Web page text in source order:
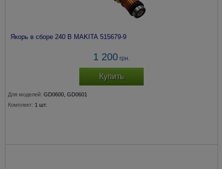
Якорь в сборе 240 В MAKITA 515679-9
1 200 грн.
Купить
Для моделей: GD0600, GD0601
Комплект: 1 шт.